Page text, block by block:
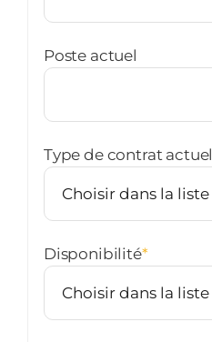
Poste actuel
Type de contrat actuel
Disponibilité*